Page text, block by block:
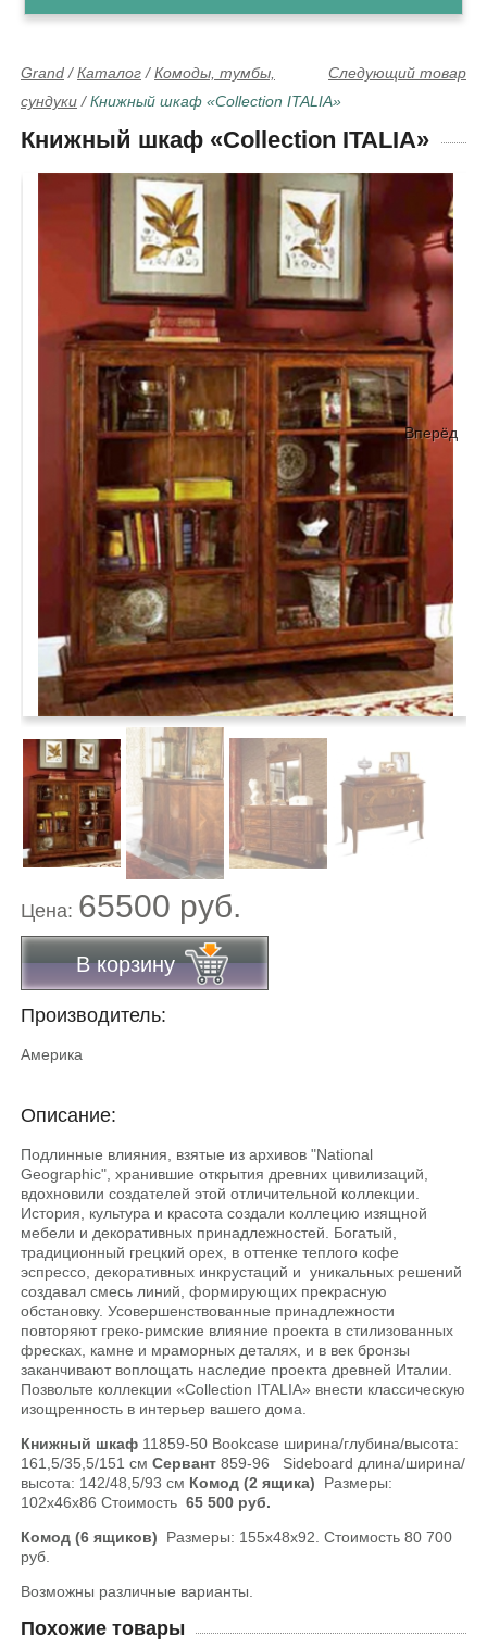
Следующий товар
Grand /Каталог /Комоды, тумбы,
сундуки /Книжный шкаф «Collection ITALIA»
Книжный шкаф «Collection ITALIA»
Вперёд
Цена: 65500 руб.
В корзину
Производитель:
Америка
Описание:
Подлинные влияния, взятые из архивов "National
Geographic", хранившие открытия древних цивилизаций,
вдохновили создателей этой отличительной коллекции.
История, культура и красота создали коллецию изящной
мебели и декоративных принадлежностей. Богатый,
традиционный грецкий орех, в оттенке теплого кофе
эспрессо, декоративных инкрустаций и уникальных решений
создавал смесь линий, формирующих прекрасную
обстановку. Усовершенствованные принадлежности
повторяют греко-римские влияние проекта в стилизованных
фресках, камне и мраморных деталях, и в век бронзы
заканчивают воплощать наследие проекта древней Италии.
Позвольте коллекции «Collection ITALIA» внести классическую
изощренность в интерьер вашего дома.
Книжный шкаф 11859-50 Bookcase ширина/глубина/высота:
161,5/35,5/151 см Сервант 859-96 Sideboard длина/ширина/
высота: 142/48,5/93 см Комод (2 ящика) Размеры:
102х46х86 Стоимость 65 500 руб.
Комод (6 ящиков) Размеры: 155х48х92. Стоимость 80 700
руб.
Возможны различные варианты.
Похожие товары